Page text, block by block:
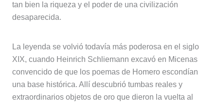
tan bien la riqueza y el poder de una civilización
desaparecida.
La leyenda se volvió todavía más poderosa en el siglo
XIX, cuando Heinrich Schliemann excavó en Micenas
convencido de que los poemas de Homero escondían
una base histórica. Allí descubrió tumbas reales y
extraordinarios objetos de oro que dieron la vuelta al